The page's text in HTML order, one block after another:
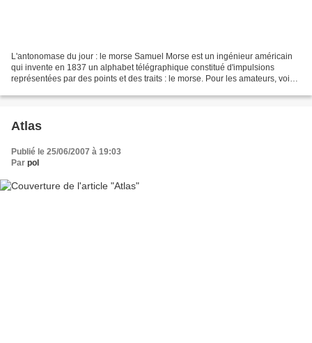
L'antonomase du jour : le morse Samuel Morse est un ingénieur américain
qui invente en 1837 un alphabet télégraphique constitué d'impulsions
représentées par des points et des traits : le morse. Pour les amateurs, voici
Atlas
Publié le 25/06/2007 à 19:03
Par pol